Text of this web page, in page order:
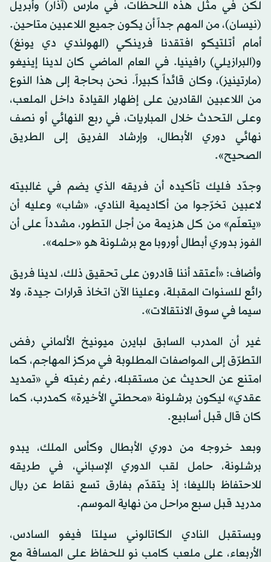
لكن في مثل هذه اللحظات، في مارس (آذار) وأبريل
(نيسان)، من المهم جداً أن يكون جميع اللاعبين متاحين.
أمام أتلتيكو افتقدنا فرينكي (الهولندي دي يونغ)
و(البرازيلي) رافينيا. في العام الماضي كان لدينا إينيغو
(مارتينيز)، وكان قائداً كبيراً. نحن بحاجة إلى هذا النوع
من اللاعبين القادرين على إظهار القيادة داخل الملعب،
وعلى التحدث خلال المباريات، في ربع النهائي أو نصف
نهائي دوري الأبطال، وإرشاد الفريق إلى الطريق
الصحيح».
وجدّد فليك تأكيده أن فريقه الذي يضم في غالبيته
لاعبين تخرّجوا من أكاديمية النادي، «شاب» وعليه أن
«يتعلّم» من كل هزيمة من أجل التطور، مشدداً على أن
الفوز بدوري أبطال أوروبا مع برشلونة هو «حلمه».
وأضاف: «أعتقد أننا قادرون على تحقيق ذلك، لدينا فريق
رائع للسنوات المقبلة، وعلينا الآن اتخاذ قرارات جيدة، ولا
سيما في سوق الانتقالات».
غير أن المدرب السابق لبايرن ميونيخ الألماني رفض
التطرّق إلى المواصفات المطلوبة في مركز المهاجم، كما
امتنع عن الحديث عن مستقبله، رغم رغبته في «تمديد
عقدي» ليكون برشلونة «محطتي الأخيرة» كمدرب، كما
كان قال قبل أسابيع.
وبعد خروجه من دوري الأبطال وكأس الملك، يبدو
برشلونة، حامل لقب الدوري الإسباني، في طريقه
للاحتفاظ بالليغا؛ إذ يتقدّم بفارق تسع نقاط عن ريال
مدريد قبل سبع مراحل من نهاية الموسم.
ويستقبل النادي الكاتالوني سيلتا فيغو السادس،
الأربعاء، على ملعب كامب نو للحفاظ على المسافة مع